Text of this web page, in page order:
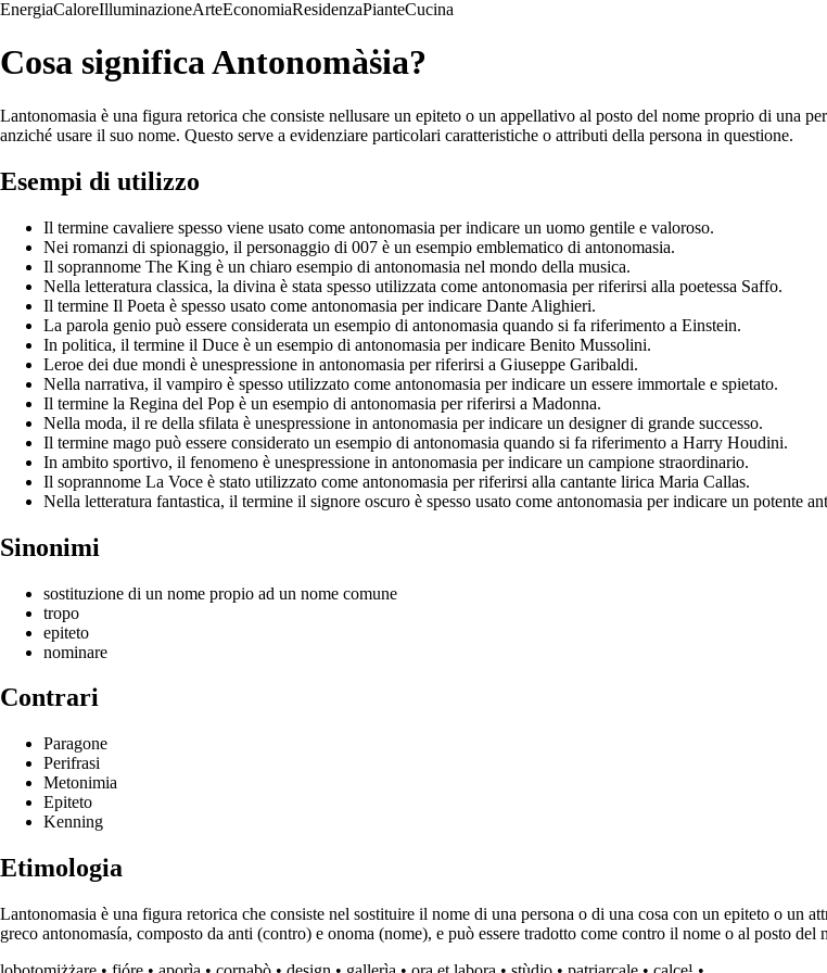
EnergiaCaloreIlluminazioneArteEconomiaResidenzaPianteCucina
Cosa significa Antonomàṡia?
Lantonomasia è una figura retorica che consiste nellusare un epiteto o un appellativo al posto del nome proprio di una
anziché usare il suo nome. Questo serve a evidenziare particolari caratteristiche o attributi della persona in questione.
Esempi di utilizzo
Il termine cavaliere spesso viene usato come antonomasia per indicare un uomo gentile e valoroso.
Nei romanzi di spionaggio, il personaggio di 007 è un esempio emblematico di antonomasia.
Il soprannome The King è un chiaro esempio di antonomasia nel mondo della musica.
Nella letteratura classica, la divina è stata spesso utilizzata come antonomasia per riferirsi alla poetessa Saffo.
Il termine Il Poeta è spesso usato come antonomasia per indicare Dante Alighieri.
La parola genio può essere considerata un esempio di antonomasia quando si fa riferimento a Einstein.
In politica, il termine il Duce è un esempio di antonomasia per indicare Benito Mussolini.
Leroe dei due mondi è unespressione in antonomasia per riferirsi a Giuseppe Garibaldi.
Nella narrativa, il vampiro è spesso utilizzato come antonomasia per indicare un essere immortale e spietato.
Il termine la Regina del Pop è un esempio di antonomasia per riferirsi a Madonna.
Nella moda, il re della sfilata è unespressione in antonomasia per indicare un designer di grande successo.
Il termine mago può essere considerato un esempio di antonomasia quando si fa riferimento a Harry Houdini.
In ambito sportivo, il fenomeno è unespressione in antonomasia per indicare un campione straordinario.
Il soprannome La Voce è stato utilizzato come antonomasia per riferirsi alla cantante lirica Maria Callas.
Nella letteratura fantastica, il termine il signore oscuro è spesso usato come antonomasia per indicare un potente
Sinonimi
sostituzione di un nome propio ad un nome comune
tropo
epiteto
nominare
Contrari
Paragone
Perifrasi
Metonimia
Epiteto
Kenning
Etimologia
Lantonomasia è una figura retorica che consiste nel sostituire il nome di una persona o di una cosa con un epiteto o un
greco antonomasía, composto da anti (contro) e onoma (nome), e può essere tradotto come contro il nome o al posto del